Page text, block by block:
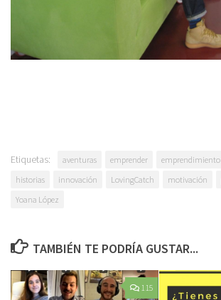
Etiquetas: aventuras emprender emprendimiento
historias
innovación LovingCatch motivación
Yoana López
TAMBIÉN TE PODRÍA GUSTAR...
115